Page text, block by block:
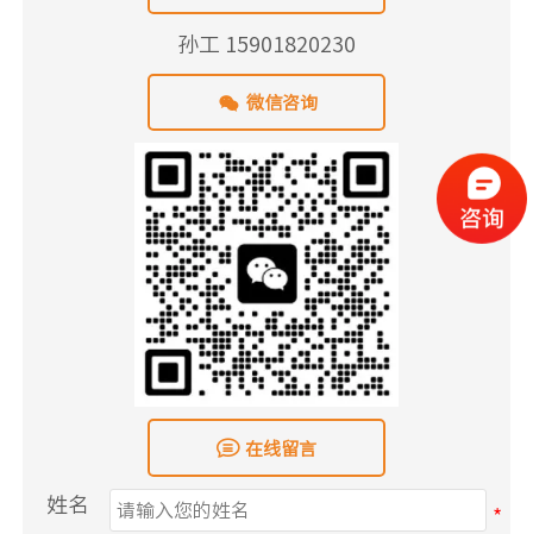
孙工 15901820230
 微信咨询
 在线留言
姓名